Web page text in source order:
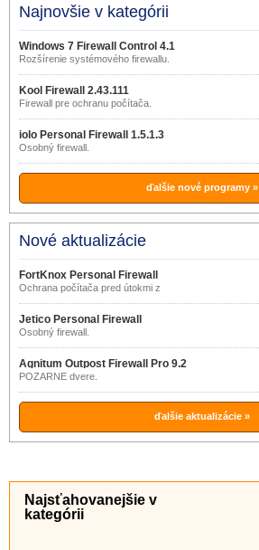
Najnovšie v kategórii
Windows 7 Firewall Control 4.1
Rozšírenie systémového firewallu.
Kool Firewall 2.43.111
Firewall pre ochranu počítača.
iolo Personal Firewall 1.5.1.3
Osobný firewall.
ďalšie nové programy »
Nové aktualizácie
FortKnox Personal Firewall
23.0.800
Ochrana počítača pred útokmi z
Jetico Personal Firewall
2.1.0.14.2481
Osobný firewall.
Agnitum Outpost Firewall Pro 9.2
POŽARNE dvere.
ďalšie aktualizácie »
Najsťahovanejšie v
kategórii